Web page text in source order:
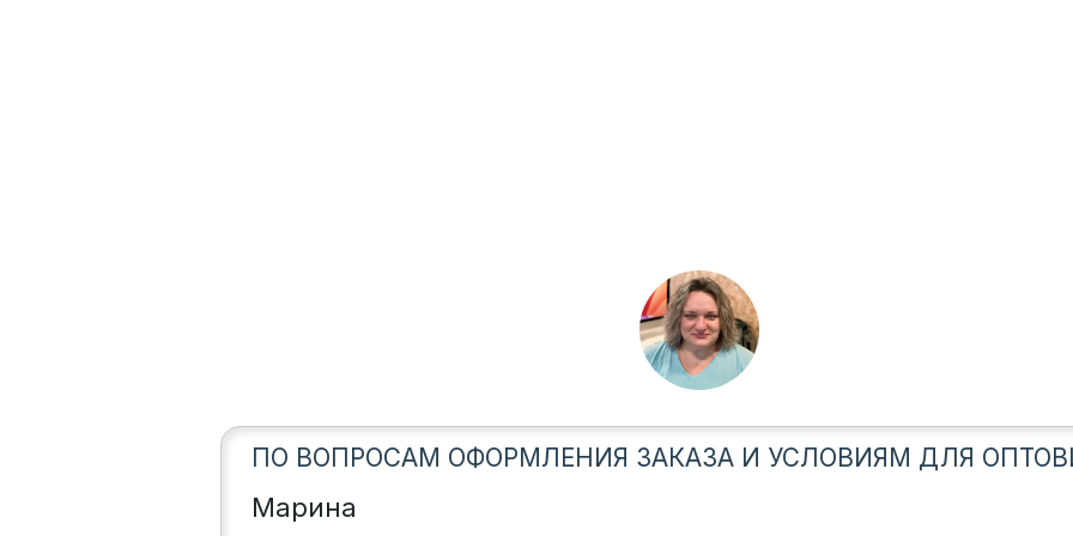
ПО ВОПРОСАМ ОФОРМЛЕНИЯ ЗАКАЗА И УСЛОВИЯМ ДЛЯ
Марина